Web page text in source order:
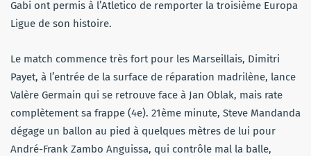
Gabi ont permis à l’Atletico de remporter la troisième Europa
Ligue de son histoire.
Le match commence très fort pour les Marseillais, Dimitri
Payet, à l’entrée de la surface de réparation madrilène, lance
Valère Germain qui se retrouve face à Jan Oblak, mais rate
complètement sa frappe (4e). 21ème minute, Steve Mandanda
dégage un ballon au pied à quelques mètres de lui pour
André-Frank Zambo Anguissa, qui contrôle mal la balle,